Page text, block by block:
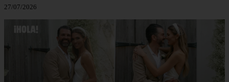
27/07/2026